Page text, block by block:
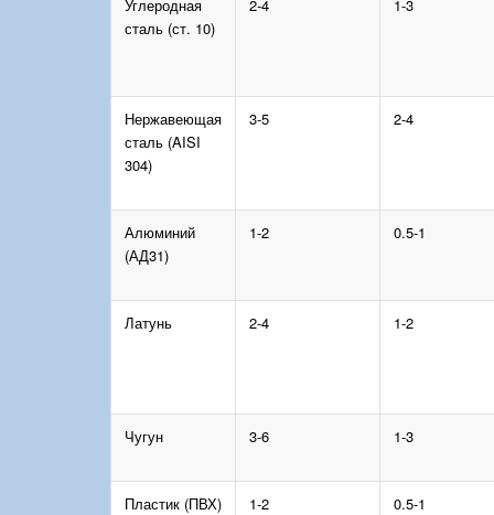
Углеродная
сталь (ст. 10)
2-4 1-3
Нержавеющая
сталь (AISI
304)
3-5 2-4
Алюминий
(АД31)
1-2 0.5-1
Латунь 2-4 1-2
Чугун 3-6 1-3
Пластик (ПВХ) 1-2 0.5-1